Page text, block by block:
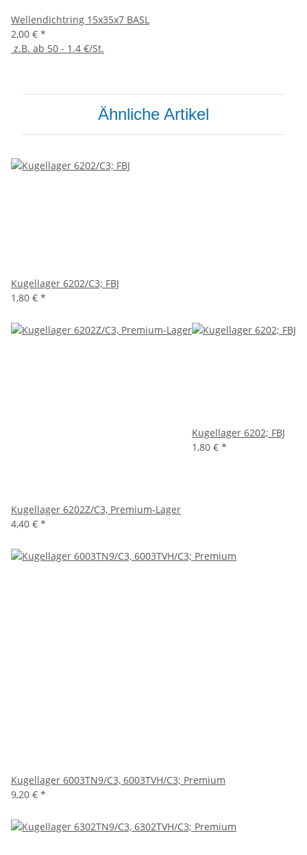
Wellendichtring 15x35x7 BASL
2,00 € *
z.B. ab 50 - 1.4 €/St.
Ähnliche Artikel
Kugellager 6202/C3; FBJ
1,80 € *
Kugellager 6202Z/C3, Premium-Lager
4,40 € *
Kugellager 6202; FBJ
1,80 € *
Kugellager 6003TN9/C3, 6003TVH/C3; Premium
9,20 € *